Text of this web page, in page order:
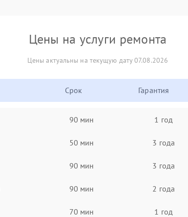
Цены на услуги ремонта
Цены актуальны на текущую дату 07.08.2026
Срок Гарантия
90 мин 1 год
50 мин 3 года
90 мин 3 года
90 мин 2 года
70 мин 1 год